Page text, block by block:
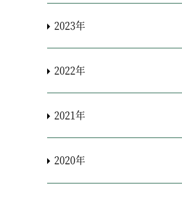
2023年
2022年
2021年
2020年